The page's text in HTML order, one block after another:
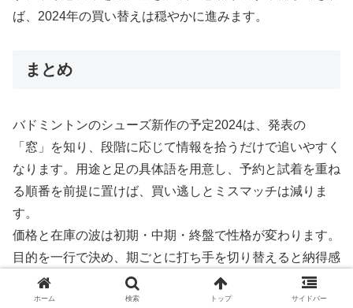
ば、2024年の買い替えは穏やかに進みます。
まとめ
バドミントンのシューズ新作の予定2024は、発表の
「窓」を知り、段階に応じて情報を拾うだけで追いやすく
なります。用途と足の具体語を用意し、予約と試着を重ね
る順番を前提に置けば、買い逃しとミスマッチは減りま
す。
価格と在庫の波は初期・中期・終盤で性格が変わります。
目的を一行で決め、期ごとに打ち手を切り替えると納得感
が続きます。サイズ・足幅・床との相性は一次体験を最優
先にし、インソールや紐で微調整するのが現実的です。
ホーム 検索 トップ サイドバー